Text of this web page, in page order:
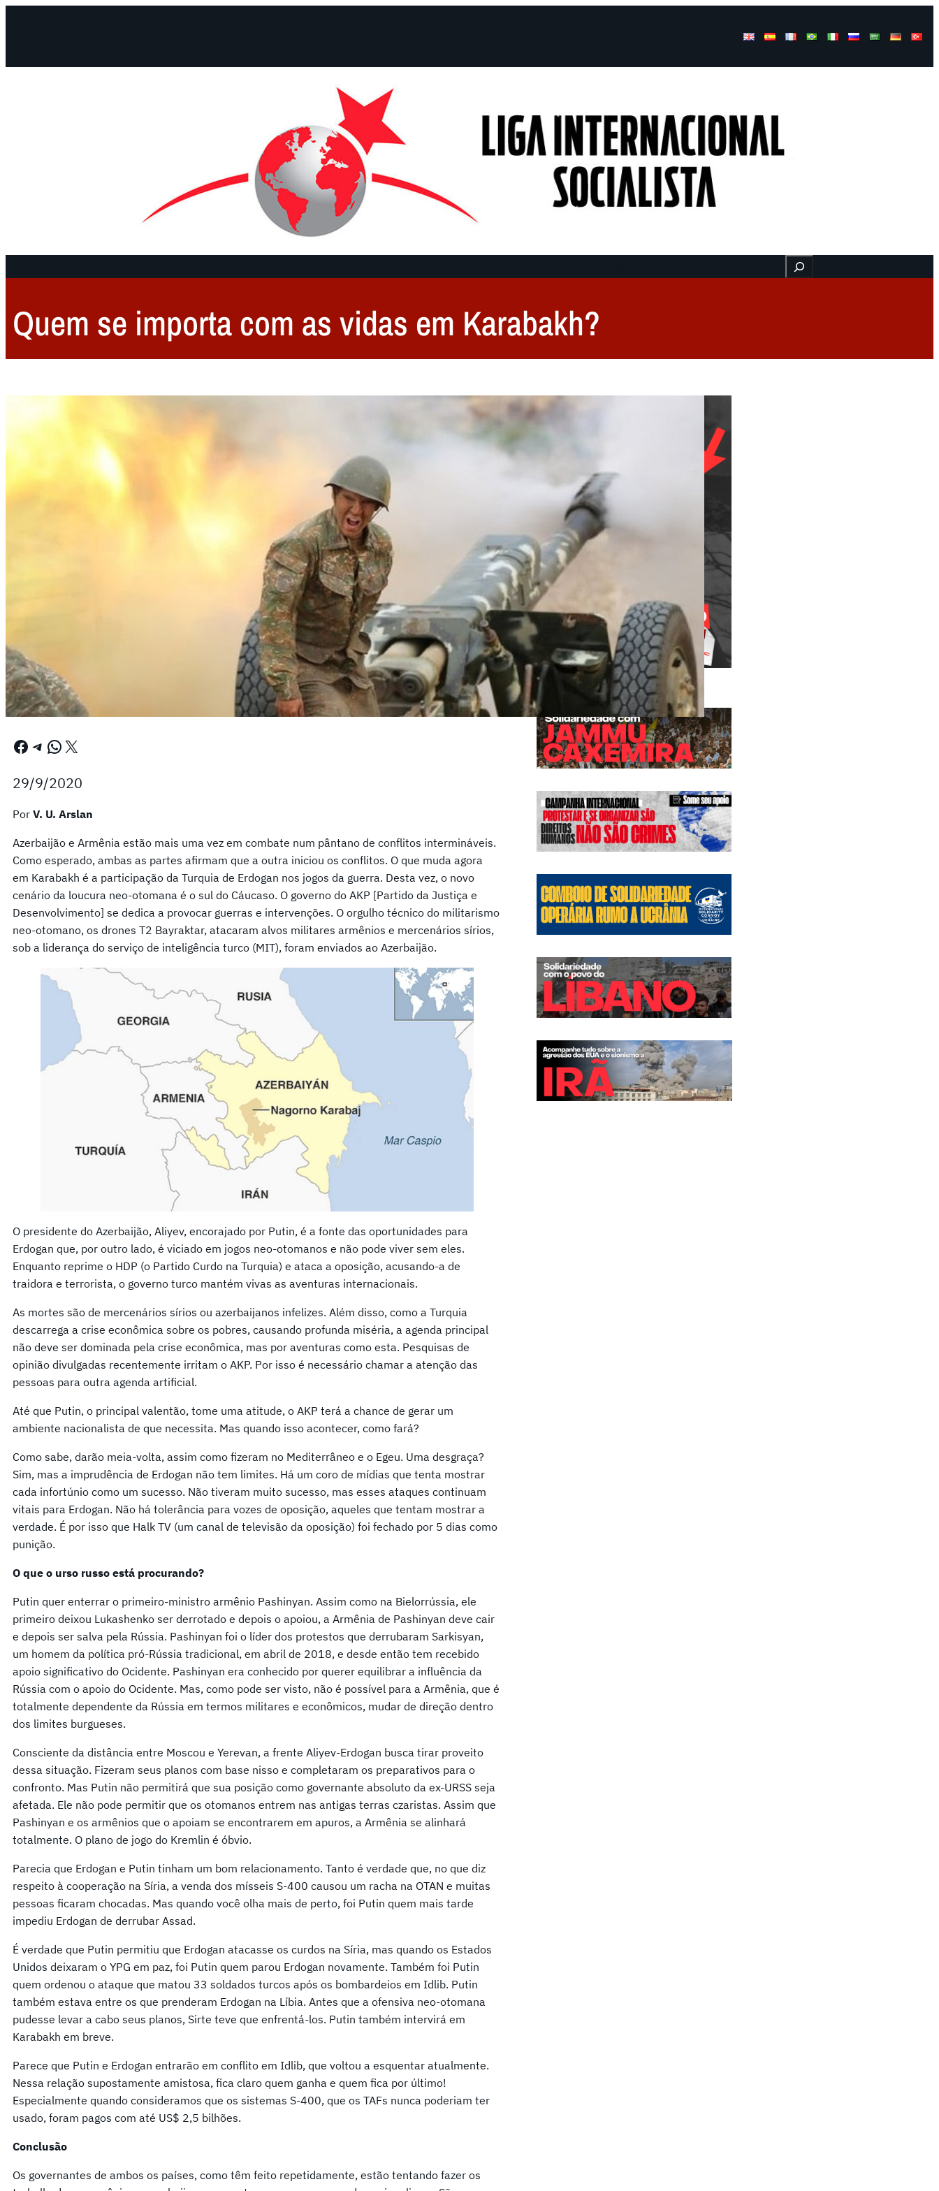
Buscar
Quem se importa com as vidas em Karabakh?
Facebook Telegram WhatsApp X
29/9/2020
Por V. U. Arslan
Azerbaijão e Armênia estão mais uma vez em combate num pântano de conflitos intermináveis.
Como esperado, ambas as partes afirmam que a outra iniciou os conflitos. O que muda agora
em Karabakh é a participação da Turquia de Erdogan nos jogos da guerra. Desta vez, o novo
cenário da loucura neo-otomana é o sul do Cáucaso. O governo do AKP [Partido da Justiça e
Desenvolvimento] se dedica a provocar guerras e intervenções. O orgulho técnico do militarismo
neo-otomano, os drones T2 Bayraktar, atacaram alvos militares armênios e mercenários sírios,
sob a liderança do serviço de inteligência turco (MIT), foram enviados ao Azerbaijão.
O presidente do Azerbaijão, Aliyev, encorajado por Putin, é a fonte das oportunidades para
Erdogan que, por outro lado, é viciado em jogos neo-otomanos e não pode viver sem eles.
Enquanto reprime o HDP (o Partido Curdo na Turquia) e ataca a oposição, acusando-a de
traidora e terrorista, o governo turco mantém vivas as aventuras internacionais.
As mortes são de mercenários sírios ou azerbaijanos infelizes. Além disso, como a Turquia
descarrega a crise econômica sobre os pobres, causando profunda miséria, a agenda principal
não deve ser dominada pela crise econômica, mas por aventuras como esta. Pesquisas de
opinião divulgadas recentemente irritam o AKP. Por isso é necessário chamar a atenção das
pessoas para outra agenda artificial.
Até que Putin, o principal valentão, tome uma atitude, o AKP terá a chance de gerar um
ambiente nacionalista de que necessita. Mas quando isso acontecer, como fará?
Como sabe, darão meia-volta, assim como fizeram no Mediterrâneo e o Egeu. Uma desgraça?
Sim, mas a imprudência de Erdogan não tem limites. Há um coro de mídias que tenta mostrar
cada infortúnio como um sucesso. Não tiveram muito sucesso, mas esses ataques continuam
vitais para Erdogan. Não há tolerância para vozes de oposição, aqueles que tentam mostrar a
verdade. É por isso que Halk TV (um canal de televisão da oposição) foi fechado por 5 dias como
punição.
O que o urso russo está procurando?
Putin quer enterrar o primeiro-ministro armênio Pashinyan. Assim como na Bielorrússia, ele
primeiro deixou Lukashenko ser derrotado e depois o apoiou, a Armênia de Pashinyan deve cair
e depois ser salva pela Rússia. Pashinyan foi o líder dos protestos que derrubaram Sarkisyan,
um homem da política pró-Rússia tradicional, em abril de 2018, e desde então tem recebido
apoio significativo do Ocidente. Pashinyan era conhecido por querer equilibrar a influência da
Rússia com o apoio do Ocidente. Mas, como pode ser visto, não é possível para a Armênia, que é
totalmente dependente da Rússia em termos militares e econômicos, mudar de direção dentro
dos limites burgueses.
Consciente da distância entre Moscou e Yerevan, a frente Aliyev-Erdogan busca tirar proveito
dessa situação. Fizeram seus planos com base nisso e completaram os preparativos para o
confronto. Mas Putin não permitirá que sua posição como governante absoluto da ex-URSS seja
afetada. Ele não pode permitir que os otomanos entrem nas antigas terras czaristas. Assim que
Pashinyan e os armênios que o apoiam se encontrarem em apuros, a Armênia se alinhará
totalmente. O plano de jogo do Kremlin é óbvio.
Parecia que Erdogan e Putin tinham um bom relacionamento. Tanto é verdade que, no que diz
respeito à cooperação na Síria, a venda dos mísseis S-400 causou um racha na OTAN e muitas
pessoas ficaram chocadas. Mas quando você olha mais de perto, foi Putin quem mais tarde
impediu Erdogan de derrubar Assad.
É verdade que Putin permitiu que Erdogan atacasse os curdos na Síria, mas quando os Estados
Unidos deixaram o YPG em paz, foi Putin quem parou Erdogan novamente. Também foi Putin
quem ordenou o ataque que matou 33 soldados turcos após os bombardeios em Idlib. Putin
também estava entre os que prenderam Erdogan na Líbia. Antes que a ofensiva neo-otomana
pudesse levar a cabo seus planos, Sirte teve que enfrentá-los. Putin também intervirá em
Karabakh em breve.
Parece que Putin e Erdogan entrarão em conflito em Idlib, que voltou a esquentar atualmente.
Nessa relação supostamente amistosa, fica claro quem ganha e quem fica por último!
Especialmente quando consideramos que os sistemas S-400, que os TAFs nunca poderiam ter
usado, foram pagos com até US$ 2,5 bilhões.
Conclusão
Os governantes de ambos os países, como têm feito repetidamente, estão tentando fazer os
Edições anteriores